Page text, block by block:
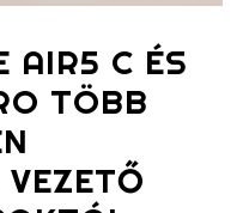
AIR5 C ÉS
TÖBB